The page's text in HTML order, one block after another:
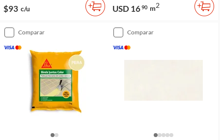
$93 c/u USD 1690 m2
comparar comparar